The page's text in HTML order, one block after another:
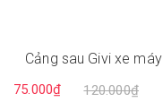
Cảng sau Givi xe máy
75.000₫ 120.000₫